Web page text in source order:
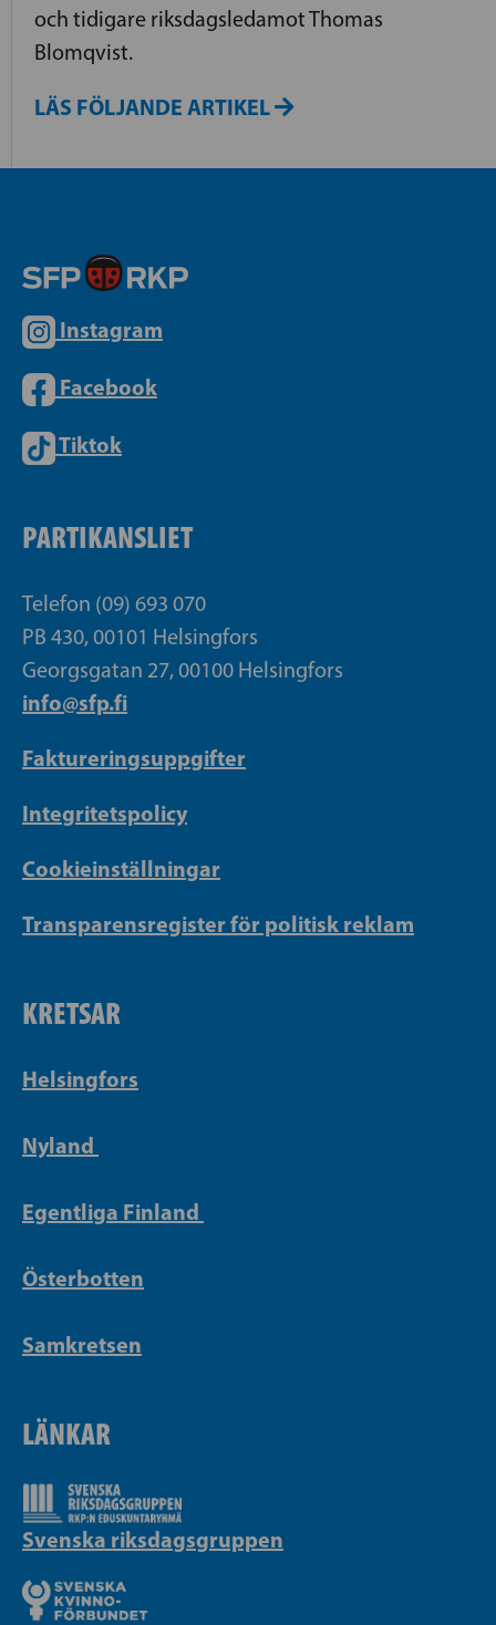
och tidigare riksdagsledamot Thomas
Blomqvist.
LÄS FÖLJANDE ARTIKEL
Instagram
Facebook
Tiktok
PARTIKANSLIET
Telefon (09) 693 070
PB 430, 00101 Helsingfors
Georgsgatan 27, 00100 Helsingfors
info@sfp.fi
Faktureringsuppgifter
Integritetspolicy
Cookieinställningar
Transparensregister för politisk reklam
KRETSAR
Helsingfors
Nyland
Egentliga Finland
Österbotten
Samkretsen
LÄNKAR
Svenska riksdagsgruppen